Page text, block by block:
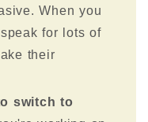
When you
for lots of
their
switch to